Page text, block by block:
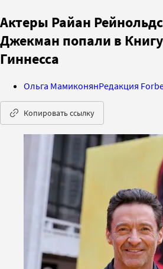
Актеры Райан
Джекман попали в
Гиннесса
Ольга МамиконянРедакция
Копировать ссылку